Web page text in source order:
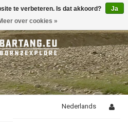
Nederlands
te verbeteren. Is dat akkoord?
Ja
over cookies »